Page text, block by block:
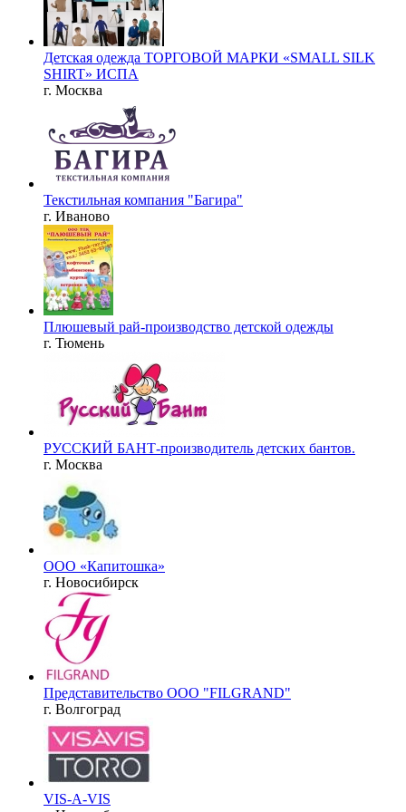
Детская одежда ТОРГОВОЙ МАРКИ «SMALL SILK
SHIRT» ИСПА
г. Москва
Текстильная компания "Багира"
г. Иваново
Плюшевый рай-производство детской одежды
г. Тюмень
РУССКИЙ БАНТ-производитель детских бантов.
г. Москва
ООО «Капитошка»
г. Новосибирск
Представительство OOO "FILGRAND"
г. Волгоград
VIS-A-VIS